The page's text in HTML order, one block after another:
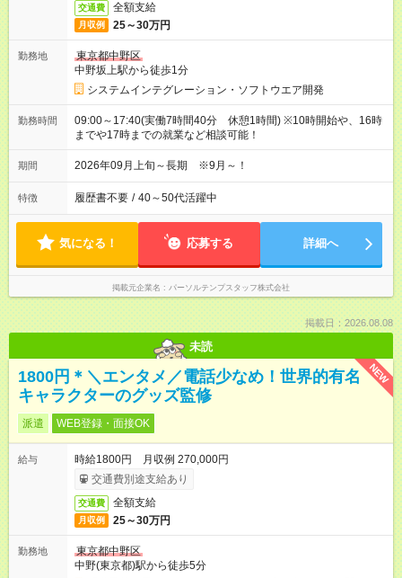
交通費 全額支給
月収例 25～30万円
勤務地
東京都中野区
中野坂上駅から徒歩1分
システムインテグレーション・ソフトウエア開発
勤務時間
09:00～17:40(実働7時間40分 休憩1時間) ※10時開始や、16時
までや17時までの就業など相談可能！
期間 2026年09月上旬～長期 ※9月～！
特徴 履歴書不要 / 40～50代活躍中
気になる！ 応募する 詳細へ
掲載元企業名 パーソルテンプスタッフ株式会社
掲載日：2026.08.08
未読
NEW
1800円＊＼エンタメ／電話少なめ！世界的有名
キャラクターのグッズ監修
派遣 WEB登録・面接OK
給与
時給1800円 月収例 270,000円
交通費別途支給あり
交通費 全額支給
月収例 25～30万円
勤務地
東京都中野区
中野(東京都)駅から徒歩5分